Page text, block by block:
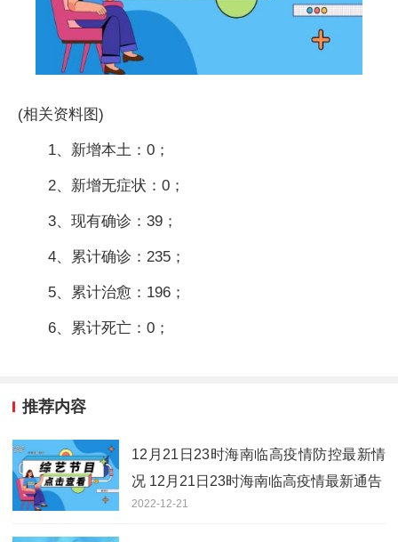
(相关资料图)
1、新增本土：0；
2、新增无症状：0；
3、现有确诊：39；
4、累计确诊：235；
5、累计治愈：196；
6、累计死亡：0；
推荐内容
12月21日23时海南临高疫情防控最新情
况 12月21日23时海南临高疫情最新通告
2022-12-21